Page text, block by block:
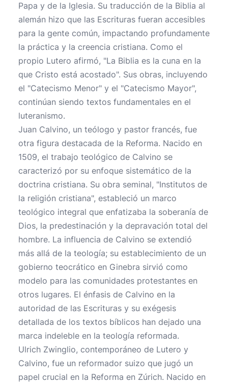
Papa y de la Iglesia. Su traducción de la Biblia al
alemán hizo que las Escrituras fueran accesibles
para la gente común, impactando profundamente
la práctica y la creencia cristiana. Como el
propio Lutero afirmó, "La Biblia es la cuna en la
que Cristo está acostado". Sus obras, incluyendo
el "Catecismo Menor" y el "Catecismo Mayor",
continúan siendo textos fundamentales en el
luteranismo.
Juan Calvino, un teólogo y pastor francés, fue
otra figura destacada de la Reforma. Nacido en
1509, el trabajo teológico de Calvino se
caracterizó por su enfoque sistemático de la
doctrina cristiana. Su obra seminal, "Institutos de
la religión cristiana", estableció un marco
teológico integral que enfatizaba la soberanía de
Dios, la predestinación y la depravación total del
hombre. La influencia de Calvino se extendió
más allá de la teología; su establecimiento de un
gobierno teocrático en Ginebra sirvió como
modelo para las comunidades protestantes en
otros lugares. El énfasis de Calvino en la
autoridad de las Escrituras y su exégesis
detallada de los textos bíblicos han dejado una
marca indeleble en la teología reformada.
Ulrich Zwinglio, contemporáneo de Lutero y
Calvino, fue un reformador suizo que jugó un
papel crucial en la Reforma en Zúrich. Nacido en